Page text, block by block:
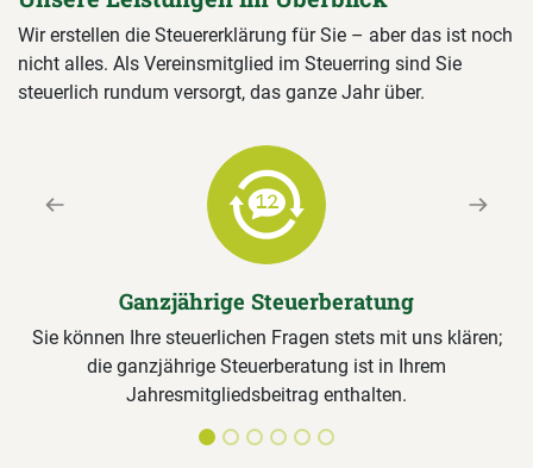
Wir erstellen die Steuererklärung für Sie – aber das ist noch
nicht alles. Als Vereinsmitglied im Steuerring sind Sie
steuerlich rundum versorgt, das ganze Jahr über.
Ganzjährige Steuerberatung
Sie können Ihre steuerlichen Fragen stets mit uns klären;
die ganzjährige Steuerberatung ist in Ihrem
Jahresmitgliedsbeitrag enthalten.
Previous Next